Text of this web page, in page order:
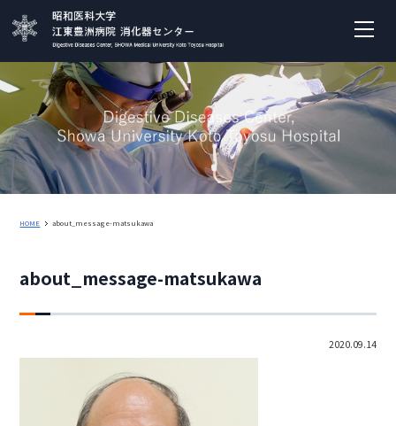
HOME about_message-matsukawa
about_message-matsukawa
2020.09.14